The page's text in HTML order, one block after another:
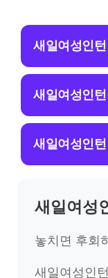
새일여성인턴
새일여성인턴
새일여성인턴
새일여성
놓치면 후회
새일여성인